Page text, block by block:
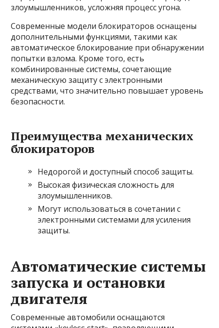
злоумышленников, усложняя процесс угона.
Современные модели блокираторов оснащены
дополнительными функциями, такими как
автоматическое блокирование при обнаружении
попытки взлома. Кроме того, есть
комбинированные системы, сочетающие
механическую защиту с электронными
средствами, что значительно повышает уровень
безопасности.
Преимущества механических
блокираторов
Недорогой и доступный способ защиты.
Высокая физическая сложность для
злоумышленников.
Могут использоваться в сочетании с
электронными системами для усиления
защиты.
Автоматические системы
запуска и остановки
двигателя
Современные автомобили оснащаются